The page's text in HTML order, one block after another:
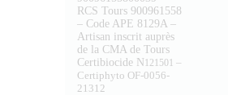
RCS Tours 900961558
– Code APE 8129A –
Artisan inscrit auprès
de la CMA de Tours
Certibiocide N121501 –
Certiphyto OF-0056-
21312